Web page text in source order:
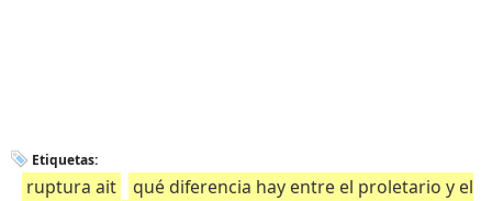
Etiquetas:
ruptura ait
qué diferencia hay entre el proletario y el